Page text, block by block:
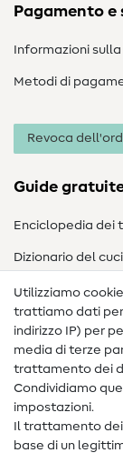
Pagamento e
Informazioni
Metodi di
Revoca
Guide
Enciclopedia dei
Dizionario del
Nähanleitungen
Assistenza e
Contatto
Informazioni sul
FAQ
Utilizziamo
trattiamo dati
indirizzo IP) per
media di terze
trattamento dei
Condividiamo
impostazioni.
Il trattamento
base di un